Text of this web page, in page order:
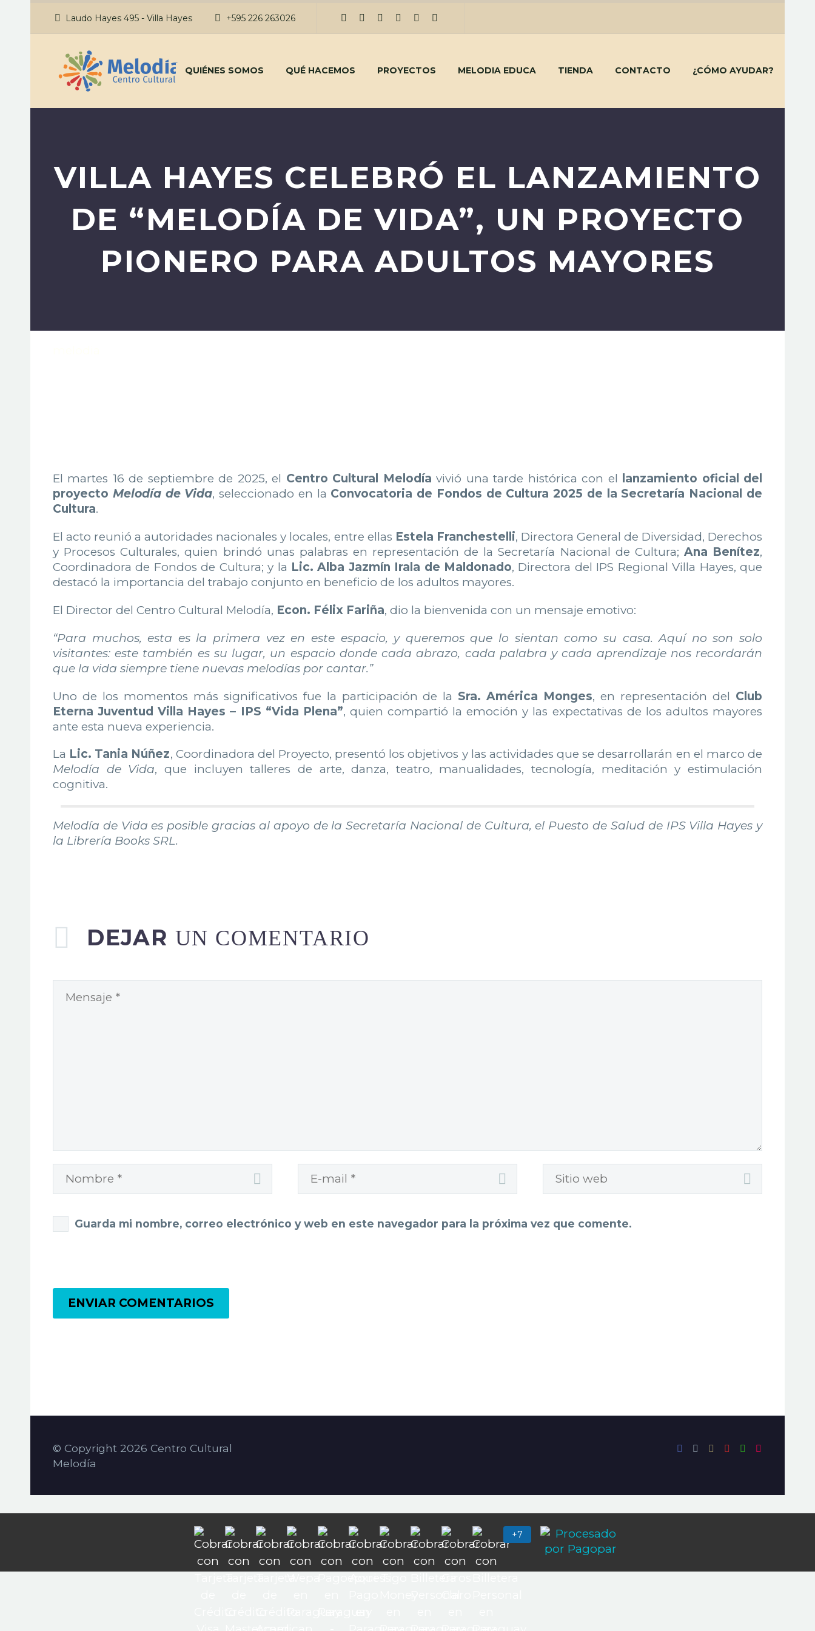
Laudo Hayes 495 - Villa Hayes +595 226 263026
QUIÉNES SOMOS QUÉ HACEMOS PROYECTOS MELODIA EDUCA TIENDA CONTACTO ¿CÓMO AYUDAR?
VILLA HAYES CELEBRÓ EL LANZAMIENTO
DE “MELODÍA DE VIDA”, UN PROYECTO
PIONERO PARA ADULTOS MAYORES
El martes 16 de septiembre de 2025, el Centro Cultural Melodía vivió una tarde histórica con el
lanzamiento oficial del
proyecto Melodía de Vida, seleccionado en la Convocatoria de Fondos de Cultura 2025 de la Secretaría Nacional de
Cultura.
El acto reunió a autoridades nacionales y locales, entre ellas Estela Franchestelli, Directora General de Diversidad, Derechos
y Procesos Culturales, quien brindó unas palabras en representación de la Secretaría Nacional de Cultura; Ana Benítez,
Coordinadora de Fondos de Cultura; y la Lic. Alba Jazmín Irala de Maldonado, Directora del IPS Regional Villa Hayes, que
destacó la importancia del trabajo conjunto en beneficio de los adultos mayores.
El Director del Centro Cultural Melodía, Econ. Félix Fariña, dio la bienvenida con un mensaje emotivo:
“Para muchos, esta es la primera vez en este espacio, y queremos que lo sientan como su casa. Aquí no son solo
visitantes: este también es su lugar, un espacio donde cada abrazo, cada palabra y cada aprendizaje nos recordarán
que la vida siempre tiene nuevas melodías por cantar.”
Uno de los momentos más significativos fue la participación de la Sra. América Monges, en representación del Club
Eterna Juventud Villa Hayes – IPS “Vida Plena”, quien compartió la emoción y las expectativas de los adultos mayores
ante esta nueva experiencia.
La Lic. Tania Núñez, Coordinadora del Proyecto, presentó los objetivos y las actividades que se desarrollarán en el marco de
Melodía de Vida, que incluyen talleres de arte, danza, teatro, manualidades, tecnología, meditación y estimulación
cognitiva.
Melodía de Vida es posible gracias al apoyo de la Secretaría Nacional de Cultura, el Puesto de Salud de IPS Villa Hayes y
la Librería Books SRL.
DEJAR UN COMENTARIO
Guarda mi nombre, correo electrónico y web en este navegador para la próxima vez que comente.
ENVIAR COMENTARIOS
© Copyright 2026 Centro Cultural
Melodía